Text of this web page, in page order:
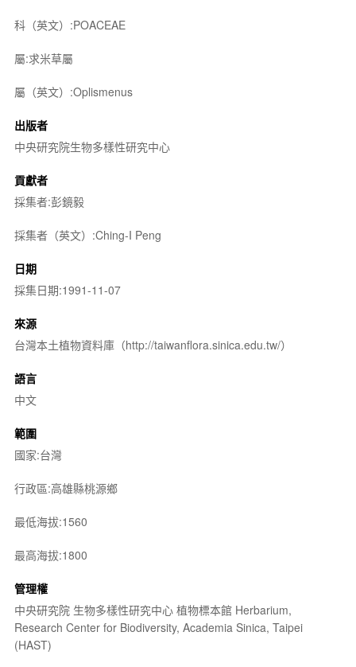
科（英文）:POACEAE
屬:求米草屬
屬（英文）:Oplismenus
出版者
中央研究院生物多樣性研究中心
貢獻者
採集者:彭鏡毅
採集者（英文）:Ching-I Peng
日期
採集日期:1991-11-07
來源
台灣本土植物資料庫（http://taiwanflora.sinica.edu.tw/）
語言
中文
範圍
國家:台灣
行政區:高雄縣桃源鄉
最低海拔:1560
最高海拔:1800
管理權
中央研究院 生物多樣性研究中心 植物標本館 Herbarium,
Research Center for Biodiversity, Academia Sinica, Taipei
(HAST)